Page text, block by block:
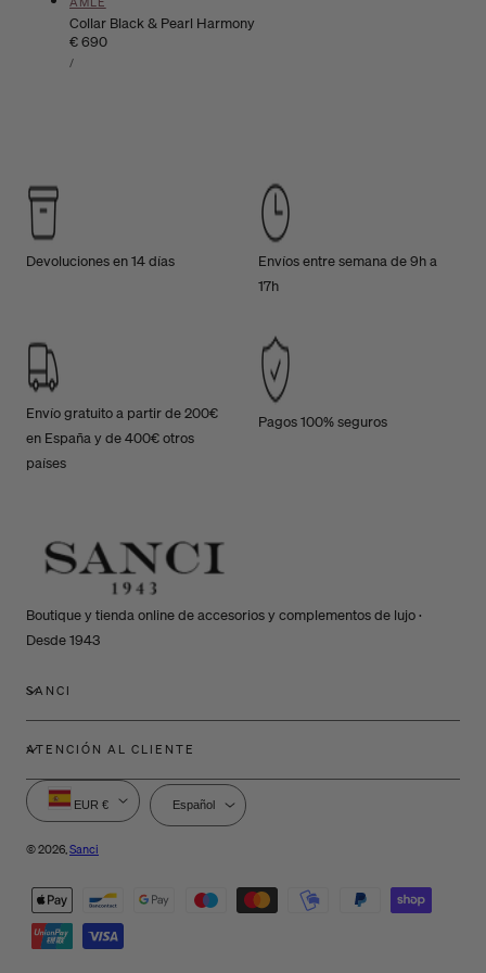
Collar Black & Pearl Harmony
Precio
habitual
€ 690
PRECIO
UNITARIO
/POR
Devoluciones en 14 días
Envíos entre semana de 9h a
17h
Envío gratuito a partir de 200€
en España y de 400€ otros
países
Pagos 100% seguros
Boutique y tienda online de accesorios y complementos de lujo ·
Desde 1943
SANCI
ATENCIÓN AL CLIENTE
P
a
s
g
EUR €
I
d
m
Español
© 2026,Sanci
Métodos
de
pago